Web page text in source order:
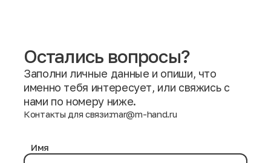
Остались вопросы?
Заполни личные данные и опиши, что
именно тебя интересует, или свяжись с
нами по номеру ниже.
Контакты для связи:mar@m-hand.ru
Имя